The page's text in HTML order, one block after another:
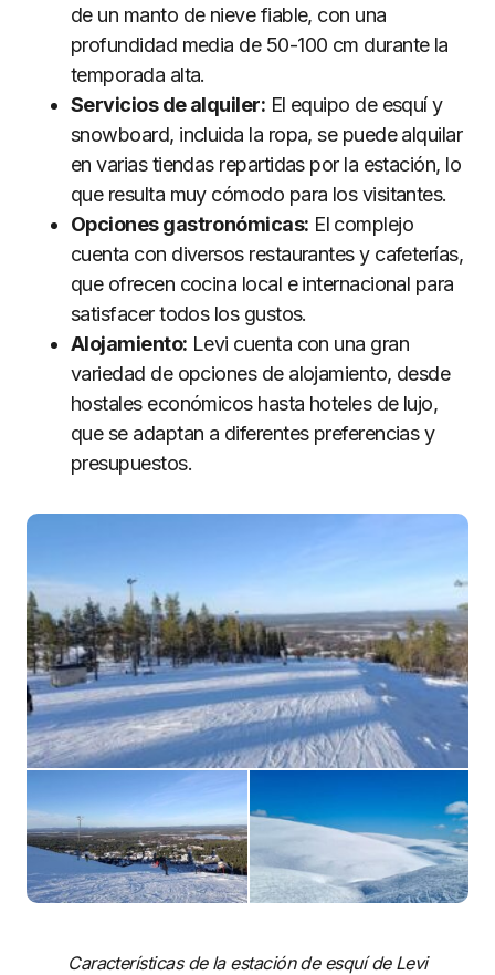
de un manto de nieve fiable, con una
profundidad media de 50-100 cm durante la
temporada alta.
Servicios de alquiler: El equipo de esquí y
snowboard, incluida la ropa, se puede alquilar
en varias tiendas repartidas por la estación, lo
que resulta muy cómodo para los visitantes.
Opciones gastronómicas: El complejo
cuenta con diversos restaurantes y cafeterías,
que ofrecen cocina local e internacional para
satisfacer todos los gustos.
Alojamiento: Levi cuenta con una gran
variedad de opciones de alojamiento, desde
hostales económicos hasta hoteles de lujo,
que se adaptan a diferentes preferencias y
presupuestos.
Características de la estación de esquí de Levi